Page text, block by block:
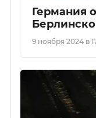
Германия
9 ноября 2024 в